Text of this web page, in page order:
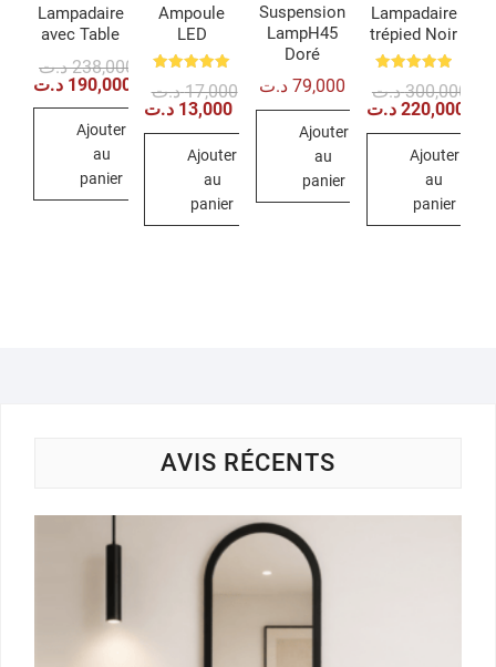
Lampadaire
avec Table
238,000 د.ت
initial
était :
238,000 د.ت.
190,000 د.ت
actuel
est :
190,000 د.ت.
Ajouter
au
panier
Ampoule
LED
Note
5.00
sur 5
17,000 د.ت
Le
prix
était :
17,000 د.ت.
13,000 د.ت
Le
prix
est :
13,000 د.ت.
Ajouter
au
panier
Suspension
LampH45
Doré
79,000 د.ت
Ajouter
au
panier
Lampadaire
trépied Noir
Note
5.00
sur 5
300,000 د.ت
220,000 د.ت
Ajouter
au
panier
AVIS RÉCENTS